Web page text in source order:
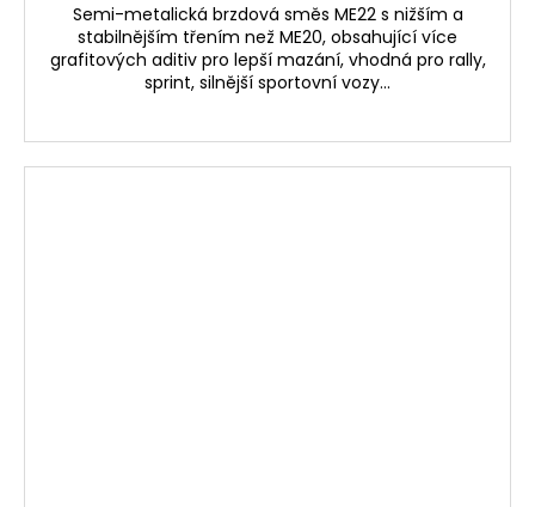
Semi-metalická brzdová směs ME22 s nižším a
stabilnějším třením než ME20, obsahující více
grafitových aditiv pro lepší mazání, vhodná pro rally,
sprint, silnější sportovní vozy...